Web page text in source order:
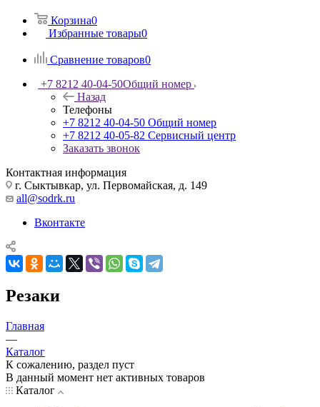
Корзина0
Избранные товары0
Сравнение товаров0
+7 8212 40-04-50Общий номер
Назад
Телефоны
+7 8212 40-04-50 Общий номер
+7 8212 40-05-82 Сервисный центр
Заказать звонок
Контактная информация
г. Сыктывкар, ул. Первомайская, д. 149
all@sodrk.ru
Вконтакте
Резаки
Главная
—
Каталог
К сожалению, раздел пуст
В данный момент нет активных товаров
Каталог